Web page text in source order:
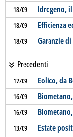
18/09 Idrogeno,
18/09 Efficienza
18/09 Garanzie
Precedenti
17/09 Eolico, da
16/09
16/09
13/09 Estate